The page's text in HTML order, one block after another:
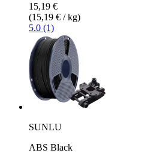
15,19 €
(15,19 € / kg)
5.0 (1)
SUNLU
ABS Black